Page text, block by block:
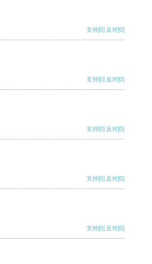
支持[0] 反对[0]
支持[0] 反对[0]
支持[0] 反对[0]
支持[0] 反对[0]
支持[0] 反对[0]